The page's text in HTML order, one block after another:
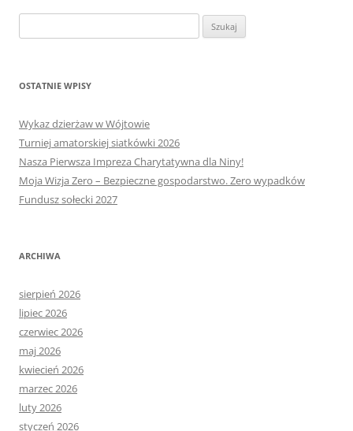
OSTATNIE WPISY
Wykaz dzierżaw w Wójtowie
Turniej amatorskiej siatkówki 2026
Nasza Pierwsza Impreza Charytatywna dla Niny!
Moja Wizja Zero – Bezpieczne gospodarstwo. Zero wypadków
Fundusz sołecki 2027
ARCHIWA
sierpień 2026
lipiec 2026
czerwiec 2026
maj 2026
kwiecień 2026
marzec 2026
luty 2026
styczeń 2026